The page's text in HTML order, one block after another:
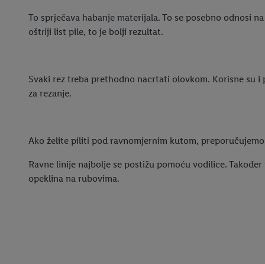
To sprječava habanje materijala. To se posebno odnosi
oštriji list pile, to je bolji rezultat.
Svaki rez treba prethodno nacrtati olovkom. Korisne su
za rezanje.
Ako želite piliti pod ravnomjernim kutom,
Ravne linije najbolje se postižu pomoću vodilice.
opeklina na rubovima.